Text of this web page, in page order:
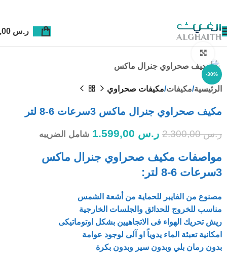
ر.س
-30%
الرئيسية مكيفات مكيفات صحراوي
مكيف صحراوي جنرال ماكس 3سرعات 6-8 لتر
ر.س2.300,00 ر.س شامل الضريبه
مواصفات مكيف صحراوي جنرال ماكس
3سرعات 6-8 لتر:
مصنوع من الفايبر للحماية من أشعة الشمس
مناسب للخروج للحدائق والجلسات الخارجية
ريش تحريك الهواء فى الاتجاهيين بشكل اوتوماتيكى
امكانية تعبئة الماء يدوياً او آلى لوجود عوامة
بدون رمان بلي وبدون سير وبدون بكرة